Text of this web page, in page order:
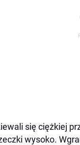
się ciężkiej
wysoko.